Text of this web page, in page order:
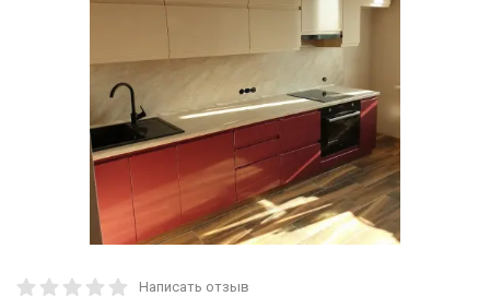
Написать отзыв